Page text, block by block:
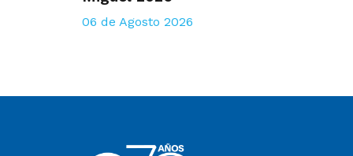
06 de Agosto 2026